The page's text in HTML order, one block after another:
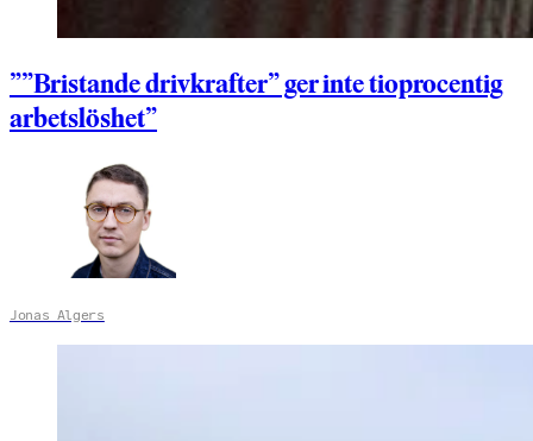
””Bristande drivkrafter” ger inte tioprocentig
arbetslöshet”
Jonas Algers